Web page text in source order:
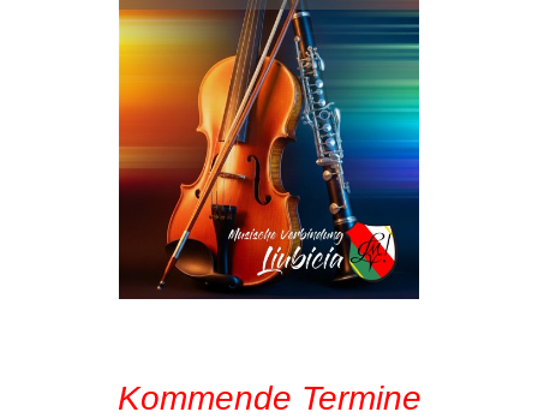
Kommende Termine